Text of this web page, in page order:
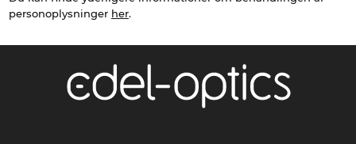
personoplysninger her.